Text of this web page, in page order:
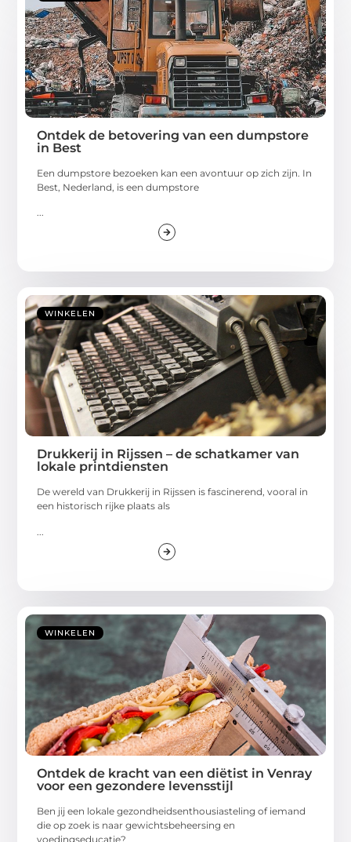
Ontdek de betovering van een dumpstore
in Best
Een dumpstore bezoeken kan een avontuur op zich zijn. In
Best, Nederland, is een dumpstore
...
WINKELEN
Drukkerij in Rijssen – de schatkamer van
lokale printdiensten
De wereld van Drukkerij in Rijssen is fascinerend, vooral in
een historisch rijke plaats als
WINKELEN
Ontdek de kracht van een diëtist in Venray
voor een gezondere levensstijl
Ben jij een lokale gezondheidsenthousiasteling of iemand
die op zoek is naar gewichtsbeheersing en
voedingseducatie?